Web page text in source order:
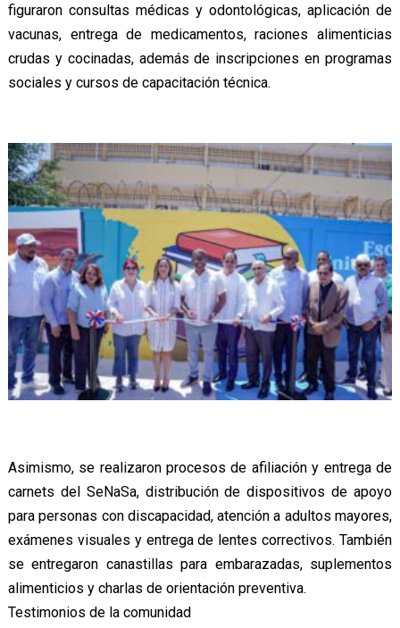
figuraron consultas médicas y odontológicas, aplicación de
vacunas, entrega de medicamentos, raciones alimenticias
crudas y cocinadas, además de inscripciones en programas
sociales y cursos de capacitación técnica.
Asimismo, se realizaron procesos de afiliación y entrega de
carnets del SeNaSa, distribución de dispositivos de apoyo
para personas con discapacidad, atención a adultos mayores,
exámenes visuales y entrega de lentes correctivos. También
se entregaron canastillas para embarazadas, suplementos
alimenticios y charlas de orientación preventiva.
Testimonios de la comunidad